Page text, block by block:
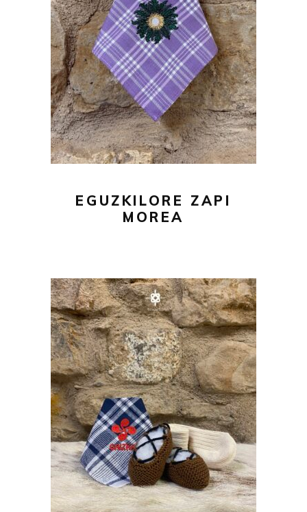
18,00€
AÑADIR AL CARRITO
EGUZKILORE ZAPI
MOREA
43,00€
AÑADIR AL CARRITO